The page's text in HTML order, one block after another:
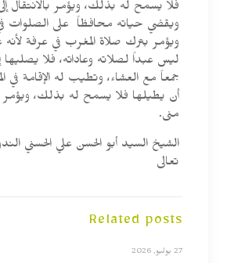
فلا يسمح له بذلك، ويؤمر بالانتقال إلى
ويقضي حياته محافظاً على الصلوات
ويؤمر بترك صلاة المغرب في عرفة لأنه
ليس عبداً لصلاته وعاداته، فلا يصليها
جمعاً مع العشاء، وتطيب له الإقامة في
أن يطيلها فلا يسمح له بذلك، ويؤمر
منى.
الشيخ السيد أبو الحسن علي الحسني
تعالى
Related posts
27 يوليو, 2026